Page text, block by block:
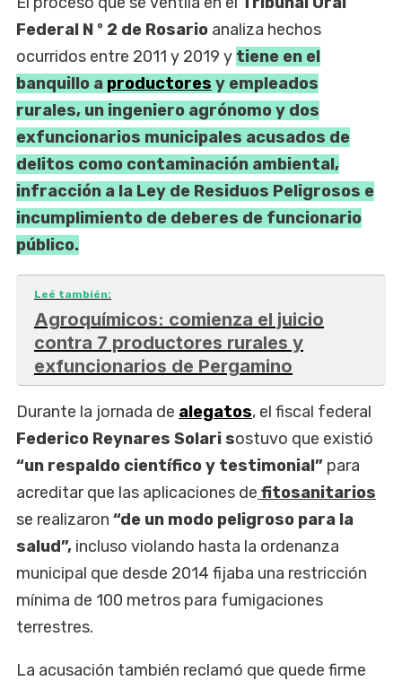
Federal N º 2 de Rosario analiza hechos
ocurridos entre 2011 y 2019 y tiene en el
banquillo a productores y empleados
rurales, un ingeniero agrónomo y dos
exfuncionarios municipales acusados de
delitos como contaminación ambiental,
infracción a la Ley de Residuos Peligrosos e
incumplimiento de deberes de funcionario
público.
Leé también:
Agroquímicos: comienza el juicio
contra 7 productores rurales y
exfuncionarios de Pergamino
Durante la jornada de alegatos, el fiscal federal
Federico Reynares Solari sostuvo que existió
“un respaldo científico y testimonial” para
acreditar que las aplicaciones de fitosanitarios
se realizaron “de un modo peligroso para la
salud”, incluso violando hasta la ordenanza
municipal que desde 2014 fijaba una restricción
mínima de 100 metros para fumigaciones
terrestres.
La acusación también reclamó que quede firme